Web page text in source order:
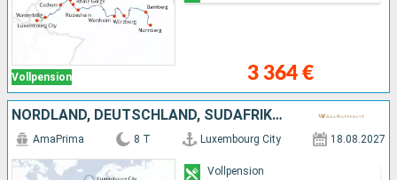
Vollpension 3 364 €
NORDLAND, DEUTSCHLAND, SÜDAFRIKA, FRANKREICH, SCHWEIZ
AmaPrima 8 T Luxembourg City 18.08.2027
Vollpension